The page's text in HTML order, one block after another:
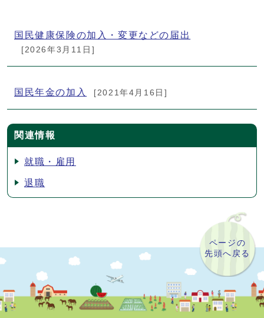
メインメニュー
国民健康保険の加入・変更などの届出
[2026年3月11日]
国民年金の加入 [2021年4月16日]
関連情報
就職・雇用
退職
ページの
先頭へ戻る